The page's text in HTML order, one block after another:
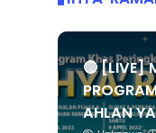
🔴 [LIVE]
AHLAN